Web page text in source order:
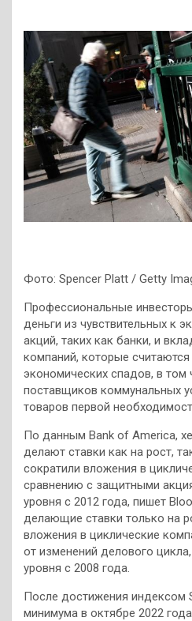
Фото: Spencer Platt / Getty
Профессиональные
деньги из чувствительных к
акций, таких как банки, и
компаний, которые
экономических спадов, в том
поставщиков коммунальных
товаров первой
По данным Bank of America,
делают ставки как на рост,
сократили вложения в
сравнению с защитными
уровня с 2012 года, пишет
делающие ставки только на
вложения в циклические
от изменений делового
уровня с 2008 года.
После достижения индексом
минимума в октябре 2022 года